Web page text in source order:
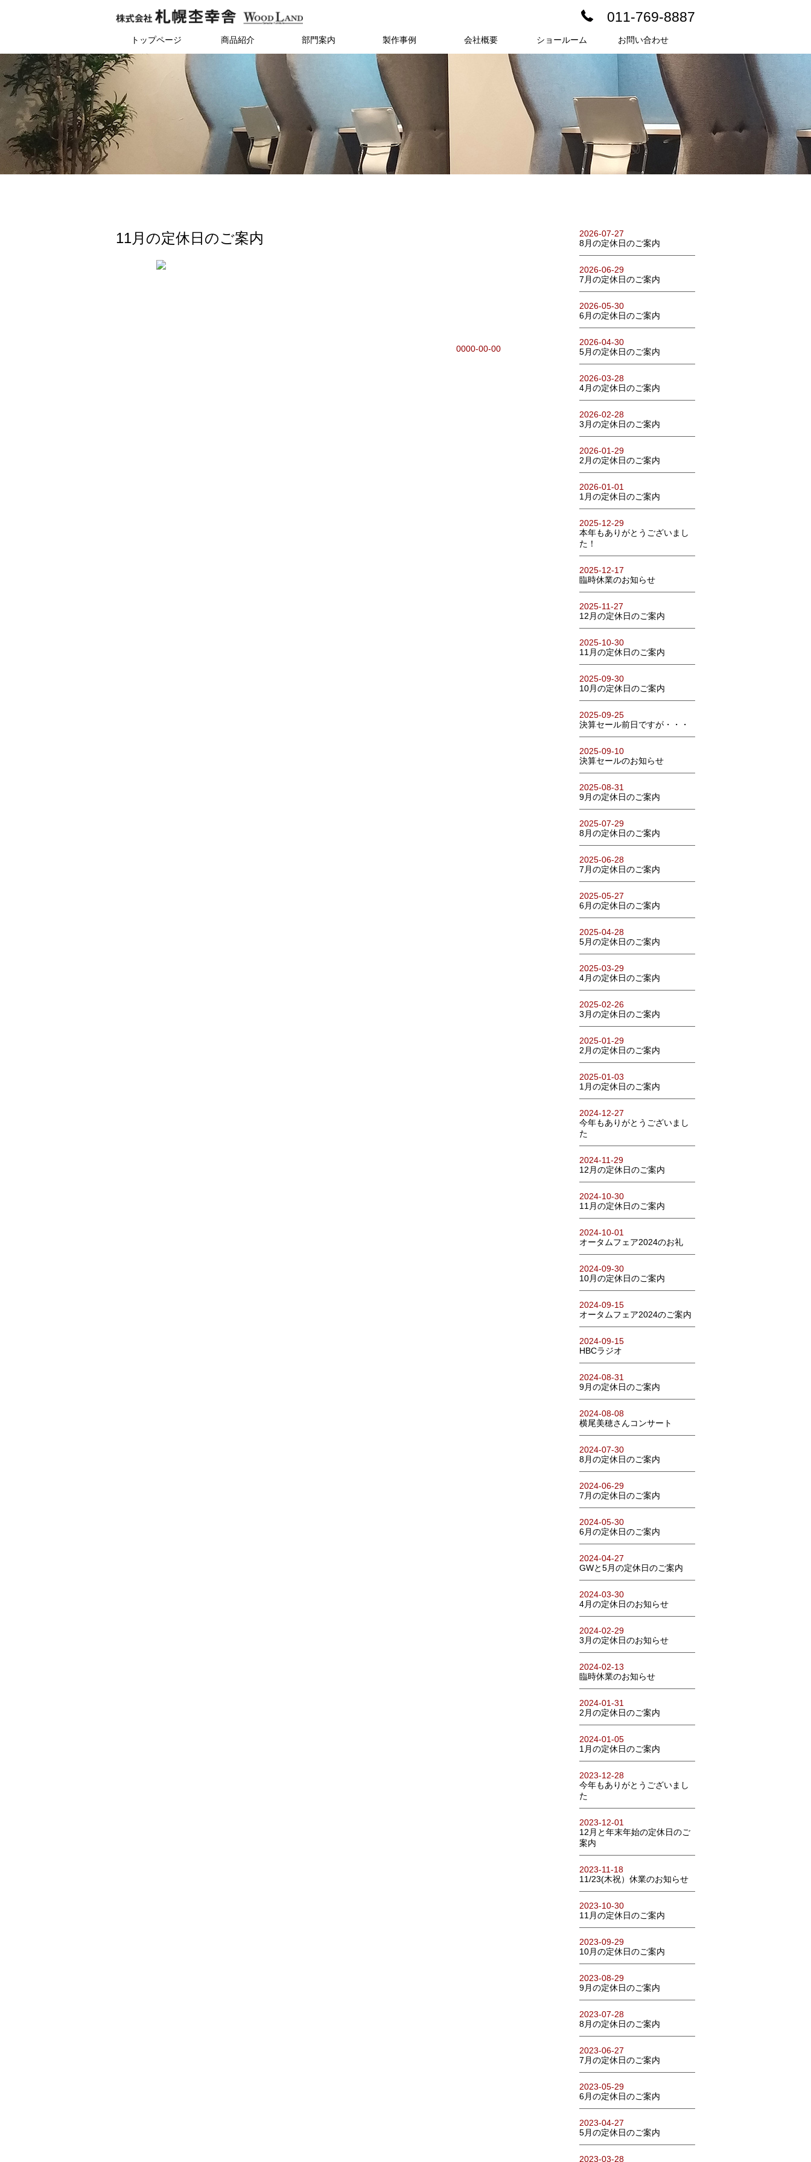
011-769-8887
トップページ 商品紹介 部門案内 製作事例 会社概要 ショールーム お問い合わせ
11月の定休日のご案内
0000-00-00
2026-07-27
8月の定休日のご案内
2026-06-29
7月の定休日のご案内
2026-05-30
6月の定休日のご案内
2026-04-30
5月の定休日のご案内
2026-03-28
4月の定休日のご案内
2026-02-28
3月の定休日のご案内
2026-01-29
2月の定休日のご案内
2026-01-01
1月の定休日のご案内
2025-12-29
本年もありがとうございまし
た！
2025-12-17
臨時休業のお知らせ
2025-11-27
12月の定休日のご案内
2025-10-30
11月の定休日のご案内
2025-09-30
10月の定休日のご案内
2025-09-25
決算セール前日ですが・・・
2025-09-10
決算セールのお知らせ
2025-08-31
9月の定休日のご案内
2025-07-29
8月の定休日のご案内
2025-06-28
7月の定休日のご案内
2025-05-27
6月の定休日のご案内
2025-04-28
5月の定休日のご案内
2025-03-29
4月の定休日のご案内
2025-02-26
3月の定休日のご案内
2025-01-29
2月の定休日のご案内
2025-01-03
1月の定休日のご案内
2024-12-27
今年もありがとうございまし
た
2024-11-29
12月の定休日のご案内
2024-10-30
11月の定休日のご案内
2024-10-01
オータムフェア2024のお礼
2024-09-30
10月の定休日のご案内
2024-09-15
オータムフェア2024のご案内
2024-09-15
HBCラジオ
2024-08-31
9月の定休日のご案内
2024-08-08
横尾美穂さんコンサート
2024-07-30
8月の定休日のご案内
2024-06-29
7月の定休日のご案内
2024-05-30
6月の定休日のご案内
2024-04-27
GWと5月の定休日のご案内
2024-03-30
4月の定休日のお知らせ
2024-02-29
3月の定休日のお知らせ
2024-02-13
臨時休業のお知らせ
2024-01-31
2月の定休日のご案内
2024-01-05
1月の定休日のご案内
2023-12-28
今年もありがとうございまし
た
2023-12-01
12月と年末年始の定休日のご
案内
2023-11-18
11/23(木祝）休業のお知らせ
2023-10-30
11月の定休日のご案内
2023-09-29
10月の定休日のご案内
2023-08-29
9月の定休日のご案内
2023-07-28
8月の定休日のご案内
2023-06-27
7月の定休日のご案内
2023-05-29
6月の定休日のご案内
2023-04-27
5月の定休日のご案内
2023-03-28